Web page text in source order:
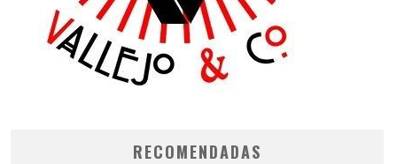
RECOMENDADAS